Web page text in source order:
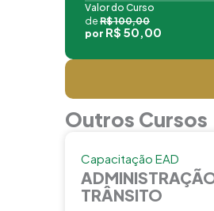
Valor do Curso
de R$ 100,00
por R$ 50,00
Outros Cursos
Capacitação EAD
TRÂNSITO